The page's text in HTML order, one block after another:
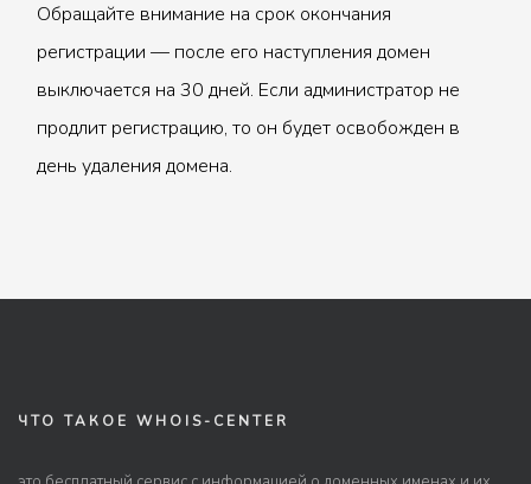
Обращайте внимание на срок окончания
регистрации — после его наступления домен
выключается на 30 дней. Если администратор не
продлит регистрацию, то он будет освобожден в
день удаления домена.
ЧТО ТАКОЕ WHOIS-CENTER